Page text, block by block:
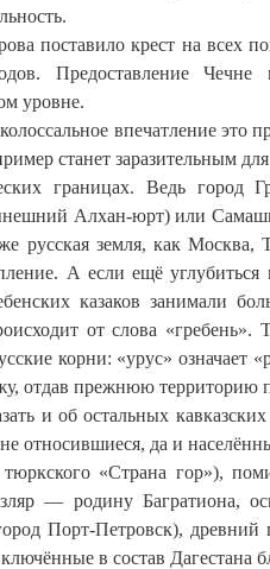
поставило крест на всех
Предоставление Чечне
уровне.
впечатление это
станет заразительным
границах. Ведь город
Алхан-юрт) или
русская земля, как Москва,
А если ещё
казаков занимали
от слова
корни: «урус»
отдав прежнюю территорию
и об остальных
относившиеся, да и
«Страна гор»),
— родину Багратиона,
Порт-Петровск),
в состав